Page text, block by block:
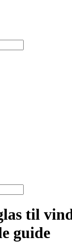
til
guide